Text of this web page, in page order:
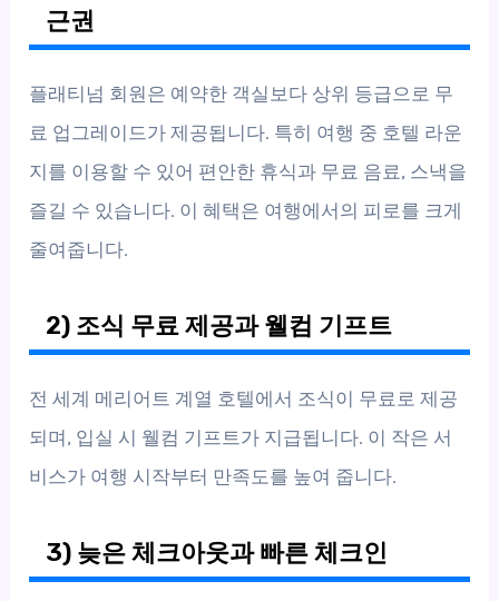
근권
플래티넘 회원은 예약한 객실보다 상위 등급으로 무
료 업그레이드가 제공됩니다. 특히 여행 중 호텔 라운
지를 이용할 수 있어 편안한 휴식과 무료 음료, 스낵을
즐길 수 있습니다. 이 혜택은 여행에서의 피로를 크게
줄여줍니다.
2) 조식 무료 제공과 웰컴 기프트
전 세계 메리어트 계열 호텔에서 조식이 무료로 제공
되며, 입실 시 웰컴 기프트가 지급됩니다. 이 작은 서
비스가 여행 시작부터 만족도를 높여 줍니다.
3) 늦은 체크아웃과 빠른 체크인